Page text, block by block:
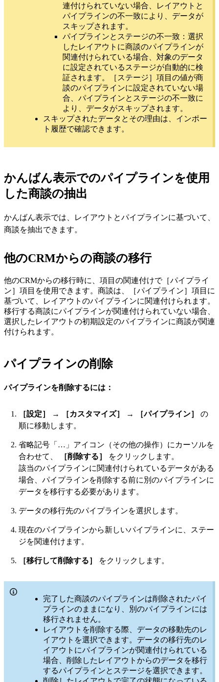
連付けられていない場合、レイアウトと
パイプラインの不一致により、データが
スキップされます。
パイプラインとステージの不一致：選択
したレイアウトに商談のパイプラインが
関連付けられている場合、対象のデータ
に設定されているステージが自動的に検
証されます。［ステージ］項目の値が商
談のパイプラインに設定されていない場
合、パイプラインとステージの不一致に
より、データがスキップされます。
スキップされたデータとその理由は、インポー
ト履歴で確認できます。
かんばん表示でのパイプラインを使用
した商談の抽出
かんばん表示では、レイアウトとパイプラインに基づいて、
商談を抽出できます。
他のCRMからの商談の移行
他のCRMからの移行時に、項目の関連付けで［パイプライ
ン］項目を使用できます。商談は、［パイプライン］項目に
基づいて、レイアウトのパイプラインに関連付けられます。
移行する商談にパイプラインが関連付けられていない場合、
選択したレイアウトの初期設定のパイプラインに商談が関連
付けられます。
パイプラインの削除
パイプラインを削除するには：
［設定］ → ［カスタマイズ］ → ［パイプライン］ の
順に移動します。
省略記号「…」アイコン（その他の操作）にカーソルを
合わせて、
［削除する］
をクリックします。
該当のパイプラインに関連付けられているデータがある
場合、パイプラインを削除する前に別のパイプラインに
データを移行する必要があります。
データの移行先のパイプラインを選択します。
現在のパイプラインから新しいパイプラインに、ステー
ジを関連付けます。
［移行して削除する］ をクリックします。
完了した商談のパイプラインは削除されたパイ
プラインのままになり、別のパイプラインには
移行されません。
レイアウトを削除する際、データの移動先のレ
イアウトを選択できます。データの移行先のレ
イアウトにパイプラインが関連付けられている
場合、削除したレイアウトからのデータを移行
するパイプラインとステージを選択できます。